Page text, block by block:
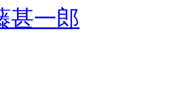
甚一郎